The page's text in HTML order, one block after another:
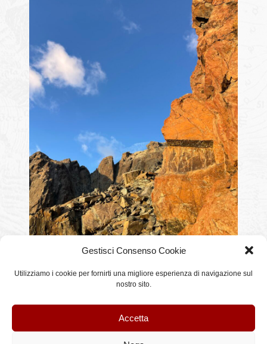
Gestisci Consenso Cookie
Utilizziamo i cookie per fornirti una migliore esperienza di navigazione sul
nostro sito.
Accetta
inalpinismo,arrampicata. È possibile seguire tutte le repliche a questo articolo